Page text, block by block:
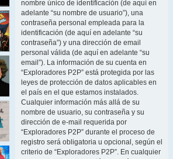
nombre único de identificación (de aquí en
adelante “su nombre de usuario”), una
contraseña personal empleada para la
identificación (de aquí en adelante “su
contraseña”) y una dirección de email
personal válida (de aquí en adelante “su
email”). La información de su cuenta en
“Exploradores P2P” está protegida por las
leyes de protección de datos aplicables en
el país en el que estamos instalados.
Cualquier información más allá de su
nombre de usuario, su contraseña y su
dirección de e-mail requerida por
“Exploradores P2P” durante el proceso de
registro será obligatoria u opcional, según el
criterio de “Exploradores P2P”. En cualquier